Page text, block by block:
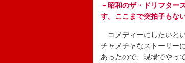
－昭和のザ・ドリフター
す。ここまで突拍子もな
コメディーにしたいと
チャメチャなストーリー
あったので、現場でやっ